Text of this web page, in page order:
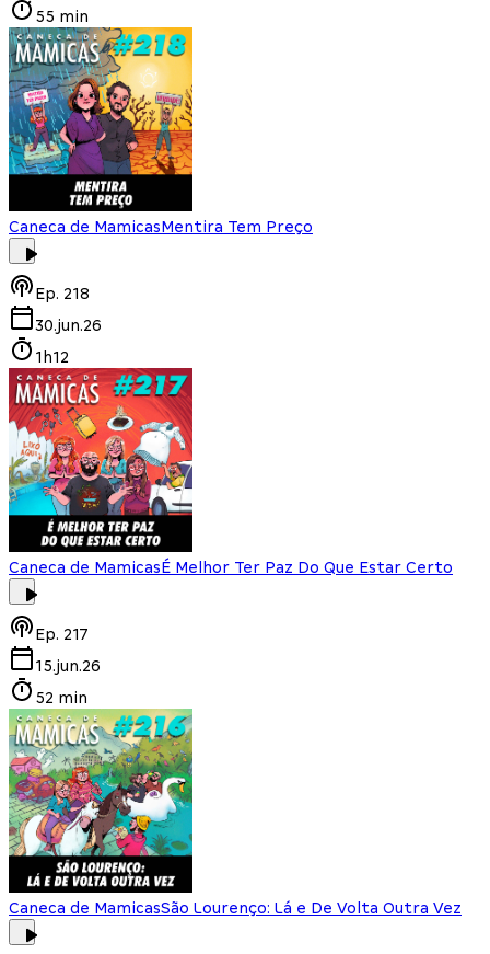
55 min
Caneca de MamicasMentira Tem Preço
Ep. 218
30.jun.26
1h12
Caneca de MamicasÉ Melhor Ter Paz Do Que Estar Certo
Ep. 217
15.jun.26
52 min
Caneca de MamicasSão Lourenço: Lá e De Volta Outra Vez